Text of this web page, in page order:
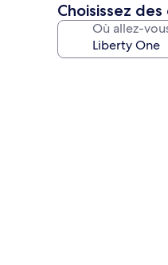
Choisissez
Où allez-